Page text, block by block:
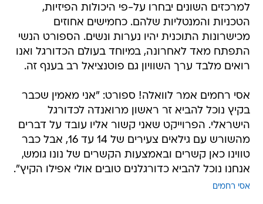
למרכזים השונים יבחרו על-פי היכולות הפיזיות,
הטכניות והמנטליות שלהם. כחמישים אחוזים
מכישרונות התוכנית יהיו נערות ונשים. הספורט הנשי
התפתח מאד לאחרונה, במיוחד בעולם הכדורגל ואנו
רואים מלבד ערך השוויון גם פוטנציאל רב בענף זה.
אסי רחמים אמר לוואלה! ספורט: "אני מאמין שכבר
בקיץ נוכל להביא זר ראשון מרואנדה לכדורגל
הישראלי. הפרוייקט שאני קשור אליו עובד על דברים
מהשורש עם גילאים צעירים של 14 עד 16, אבל כבר
טווינו כאן קשרים ובאמצעות הקשרים של נונו גומש,
אנחנו נוכל להביא כדורגלנים טובים אולי אפילו הקיץ".
אסי רחמים